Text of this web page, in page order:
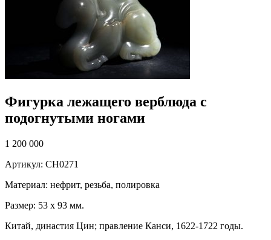
Фигурка лежащего верблюда с
подогнутыми ногами
1 200 000
Артикул: CH0271
Материал: нефрит, резьба, полировка
Размер: 53 х 93 мм.
Китай, династия Цин; правление Канси, 1622-1722 годы.